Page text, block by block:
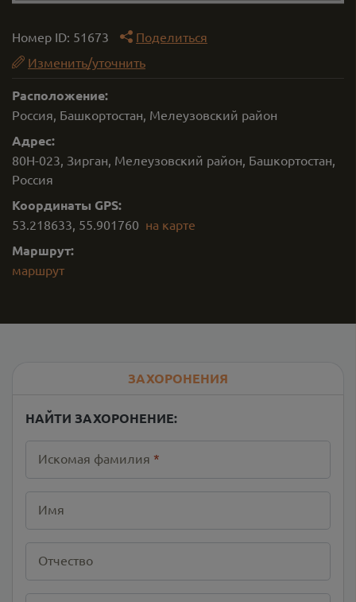
Номер ID: 51673
Поделиться
Изменить/уточнить
Расположение:
Россия, Башкортостан, Мелеузовский район
Адрес:
80Н-023, Зирган, Мелеузовский район, Башкортостан,
Россия
Координаты GPS:
53.218633, 55.901760 на карте
Маршрут:
маршрут
ЗАХОРОНЕНИЯ
НАЙТИ ЗАХОРОНЕНИЕ:
Искомая фамилия *
Имя
Отчество